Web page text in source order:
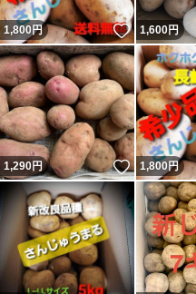
1,800 円 いいね！
1,600円
1,290円 いいね！
1,800 円